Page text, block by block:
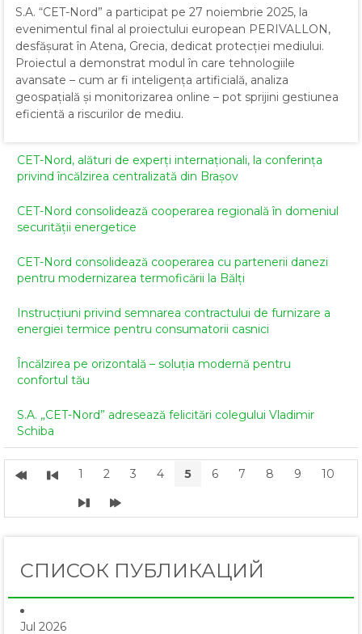
S.A. “CET-Nord” a participat pe 27 noiembrie 2025, la
evenimentul final al proiectului european PERIVALLON,
desfășurat în Atena, Grecia, dedicat protecției mediului.
Proiectul a demonstrat modul în care tehnologiile
avansate – cum ar fi inteligența artificială, analiza
geospațială și monitorizarea online – pot sprijini gestiunea
eficientă a riscurilor de mediu.
CET-Nord, alături de experți internaționali, la conferința
privind încălzirea centralizată din Brașov
CET-Nord consolidează cooperarea regională în domeniul
securității energetice
CET-Nord consolidează cooperarea cu partenerii danezi
pentru modernizarea termoficării la Bălți
Instrucțiuni privind semnarea contractului de furnizare a
energiei termice pentru consumatorii casnici
Încălzirea pe orizontală – soluția modernă pentru
confortul tău
S.A. „CET-Nord” adresează felicitări colegului Vladimir
Schiba
1 2 3 4 5 6 7 8 9 10
СПИСОК ПУБЛИКАЦИЙ
Jul 2026